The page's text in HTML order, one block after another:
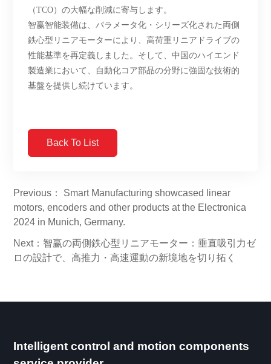
（TCO）の大幅な削減に寄与します。
智赢智能装備は、パラメータ化・シリーズ化された両側
鉄心型リニアモーターにより、高荷重リニアドライブの
性能基準を再定義しました。そして、中国のハイエンド
製造業において、自動化コア部品の分野に強固な技術的
基盤を提供し続けています。
Back To List
Previous： Smart Manufacturing showcased linear
motors, encoders and other products at the Electronica
2024 in Munich, Germany.
Next：智赢の両側鉄心型リニアモーター：垂直吸引力ゼ
ロの設計で、高推力・高速運動の新境地を切り拓く
Intelligent control and motion components